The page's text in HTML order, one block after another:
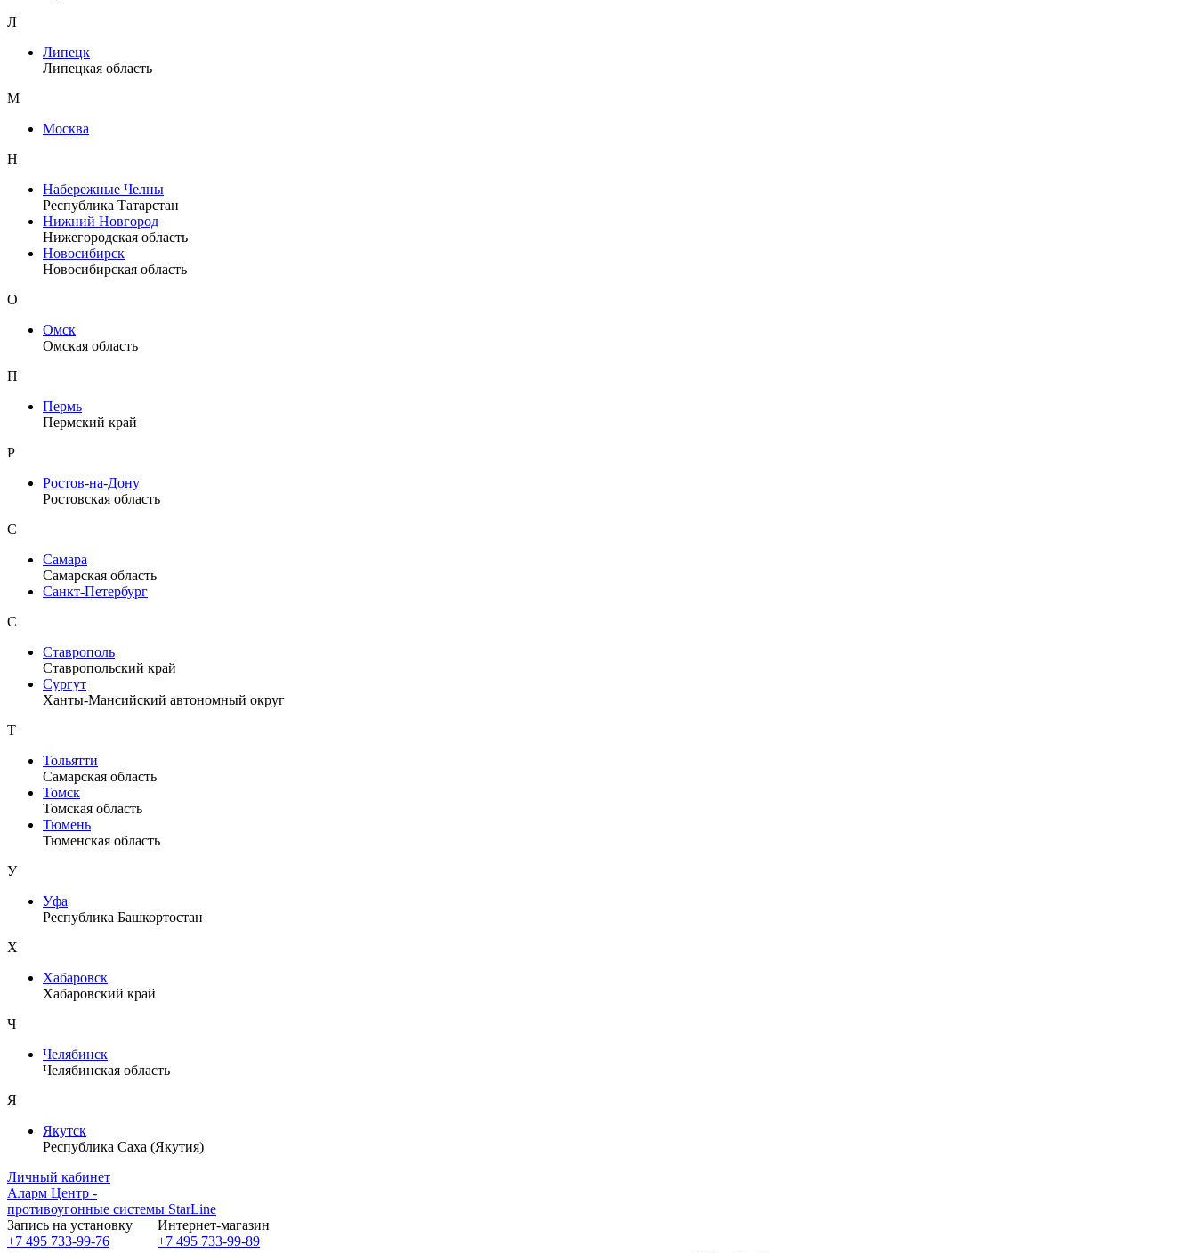
Л
Липецк
Липецкая область
М
Москва
Н
Набережные Челны
Республика Татарстан
Нижний Новгород
Нижегородская область
Новосибирск
Новосибирская область
О
Омск
Омская область
П
Пермь
Пермский край
Р
Ростов-на-Дону
Ростовская область
С
Самара
Самарская область
Санкт-Петербург
С
Ставрополь
Ставропольский край
Сургут
Ханты-Мансийский автономный округ
Т
Тольятти
Самарская область
Томск
Томская область
Тюмень
Тюменская область
У
Уфа
Республика Башкортостан
Х
Хабаровск
Хабаровский край
Ч
Челябинск
Челябинская область
Я
Якутск
Республика Саха (Якутия)
Личный кабинет
Аларм Центр -
противоугонные системы StarLine
Запись на установку
+7 495 733-99-76
Интернет-магазин
+7 495 733-99-89